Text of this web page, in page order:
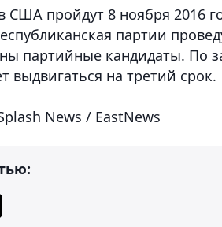
пройдут 8 ноября 2016
партии
партийные кандидаты. По
выдвигаться на третий срок.
News / EastNews